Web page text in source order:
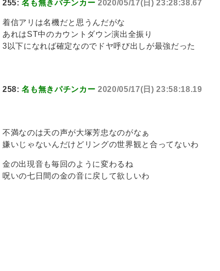
255:名も無きパチンカー 2020/05/17(日) 23:28:38.67
着信アリは名機だと思うんだがな
あれはST中のカウントダウン演出全振り
3以下になれば確定なのでドヤ呼び出しが最強だった
258:名も無きパチンカー 2020/05/17(日) 23:58:18.19
不満なのは天の声が大塚芳忠なのがなぁ
嫌いじゃないんだけどリングの世界観と合ってないわ
金の出現音も毎回のように変わるね
呪いの七日間の金の音に戻して欲しいわ